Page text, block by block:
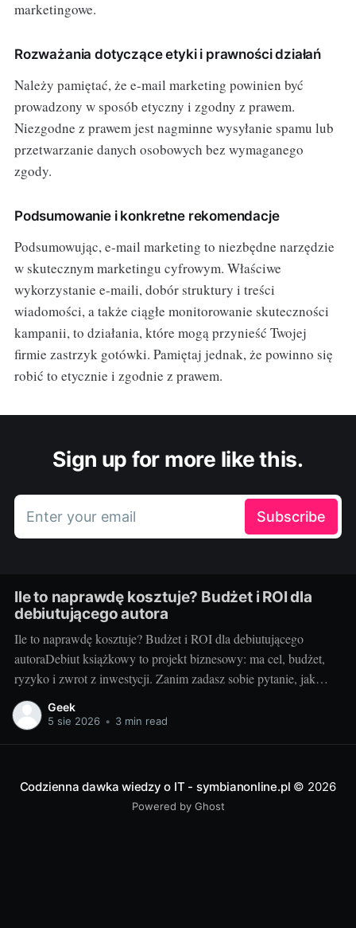
marketingowe.
Rozważania dotyczące etyki i prawności działań
Należy pamiętać, że e-mail marketing powinien być
prowadzony w sposób etyczny i zgodny z prawem.
Niezgodne z prawem jest nagminne wysyłanie spamu lub
przetwarzanie danych osobowych bez wymaganego
zgody.
Podsumowanie i konkretne rekomendacje
Podsumowując, e-mail marketing to niezbędne narzędzie
w skutecznym marketingu cyfrowym. Właściwe
wykorzystanie e-maili, dobór struktury i treści
wiadomości, a także ciągłe monitorowanie skuteczności
kampanii, to działania, które mogą przynieść Twojej
firmie zastrzyk gotówki. Pamiętaj jednak, że powinno się
robić to etycznie i zgodnie z prawem.
Sign up for more like this.
Enter your email Subscribe
Ile to naprawdę kosztuje? Budżet i ROI dla
debiutującego autora
Ile to naprawdę kosztuje? Budżet i ROI dla debiutującego
autoraDebiut książkowy to projekt biznesowy: ma cel, budżet,
ryzyko i zwrot z inwestycji. Zanim zadasz sobie pytanie, jak
wydać książkę, policz koszty i sprawdź, kiedy inwestycja się
spina. Ten przewodnik pokazuje, jak świadomie ułożyć budżet,
Geek
5 sie 2026 • 3 min read
Codzienna dawka wiedzy o IT - symbianonline.pl © 2026
Powered by Ghost